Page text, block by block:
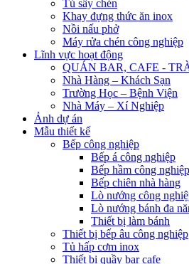
Tủ sấy chén
Khay đựng thức ăn inox
Nồi nấu phở
Máy rửa chén công nghiệp
Lĩnh vực hoạt động
QUÁN BAR, CAFE -
Nhà Hàng – Khách Sạn
Trường Học – Bệnh Viện
Nhà Máy – Xí Nghiệp
Ảnh dự án
Mẫu thiết kế
Bếp công nghiệp
Bếp á công nghiệp
Bếp hầm công nghiệp
Bếp chiên nhà hàng
Lò nướng công
Lò nướng bánh đa
Thiết bị làm bánh
Thiết bị bếp âu công nghiệp
Tủ hấp cơm inox
Thiết bị quầy bar cafe